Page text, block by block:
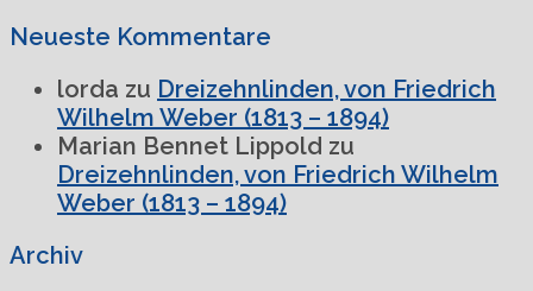
Neueste Kommentare
lorda zu Dreizehnlinden, von Friedrich
Wilhelm Weber (1813 – 1894)
Marian Bennet Lippold zu
Dreizehnlinden, von Friedrich Wilhelm
Weber (1813 – 1894)
Archiv